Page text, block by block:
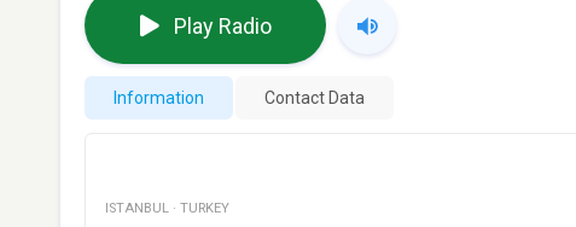
Play Radio
Information Contact Data
ISTANBUL · TURKEY